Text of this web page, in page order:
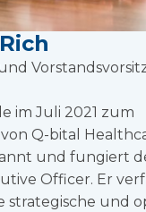
im Juli 2021 zum
Q-bital
und fungiert
Officer. Er
strategische und